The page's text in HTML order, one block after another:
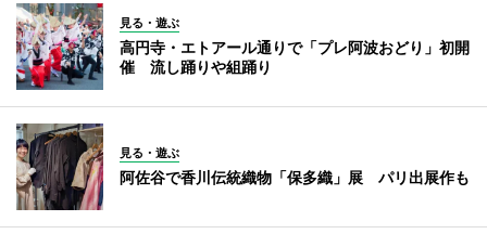
見る・遊ぶ
高円寺・エトアール通りで「プレ阿波おどり」初開
催 流し踊りや組踊り
見る・遊ぶ
阿佐谷で香川伝統織物「保多織」展 パリ出展作も